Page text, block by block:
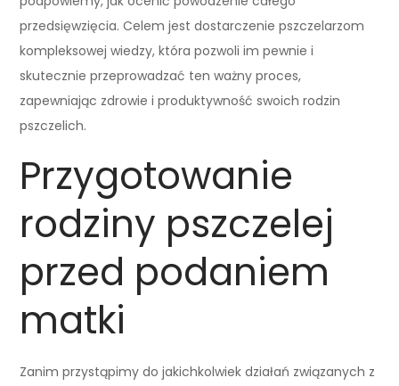
przedsięwzięcia. Celem jest dostarczenie pszczelarzom
kompleksowej wiedzy, która pozwoli im pewnie i
skutecznie przeprowadzać ten ważny proces,
zapewniając zdrowie i produktywność swoich rodzin
pszczelich.
Przygotowanie
rodziny pszczelej
przed podaniem
matki
Zanim przystąpimy do jakichkolwiek działań związanych z